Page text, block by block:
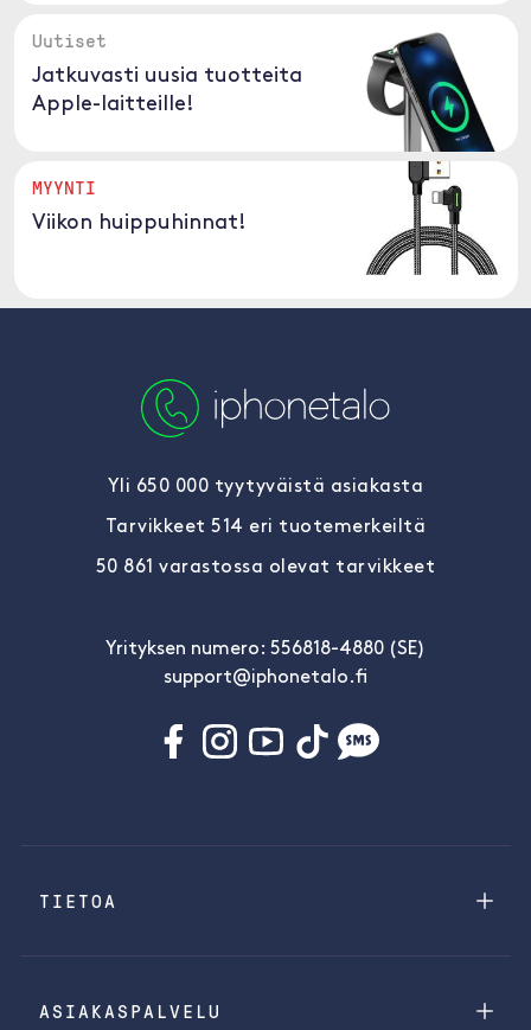
Uutiset
Jatkuvasti uusia tuotteita
Apple-laitteille!
MYYNTI
Viikon huippuhinnat!
Yli 650 000 tyytyväistä asiakasta
Tarvikkeet 514 eri tuotemerkeiltä
50 861 varastossa olevat tarvikkeet
Yrityksen numero: 556818-4880 (SE)
support@iphonetalo.fi
TIETOA
ASIAKASPALVELU